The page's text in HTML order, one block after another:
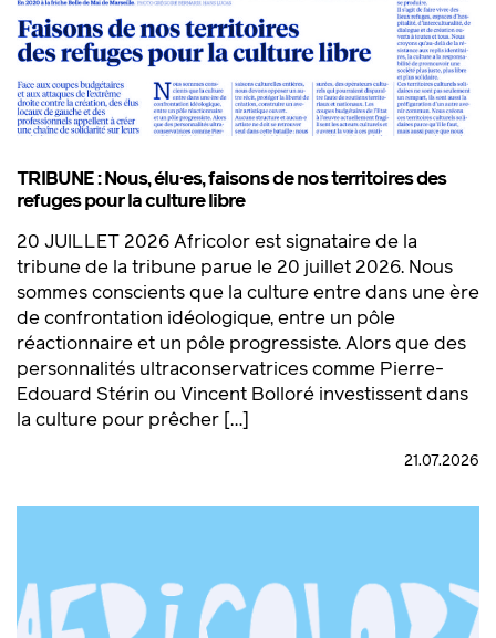
TRIBUNE : Nous, élu·es, faisons de nos territoires des
refuges pour la culture libre
20 JUILLET 2026 Africolor est signataire de la
tribune de la tribune parue le 20 juillet 2026. Nous
sommes conscients que la culture entre dans une ère
de confrontation idéologique, entre un pôle
réactionnaire et un pôle progressiste. Alors que des
personnalités ultraconservatrices comme Pierre-
Edouard Stérin ou Vincent Bolloré investissent dans
la culture pour prêcher […]
21.07.2026